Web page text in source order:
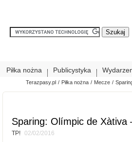
Piłka nożna Publicystyka
Terazpasy.pl / Piłka nożna / Mecze /
Sparing: Olímpic de
TP! 02/02/2016